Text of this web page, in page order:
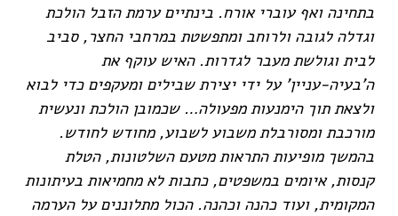
בתחינה ואף עוברי אורח. בינתיים ערמת הזבל הולכת
וגדלה לגובה ולרוחב ומתפשטת במרחבי החצר, סביב
לבית וגולשת מעבר לגדרות. האיש עוקף את
ה'בעיה-עניין' על ידי יצירת שבילים ומעקפים כדי לבוא
ולצאת תוך הימנעות מפעולה… שכמובן הולכת ונעשית
מורכבת ומסורבלת משבוע לשבוע, מחודש לחודש.
בהמשך מופיעות התראות מטעם השלטונות, הטלת
קנסות, איומים במשפטים, כתבות לא מחמיאות בעיתונות
המקומית, ועוד כהנה וכהנה. הכול מתלוננים על הערמה